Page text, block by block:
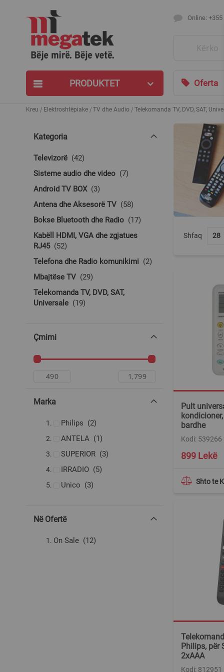
Online:
PRODUKTET Oferta
Kreu Elektroshtëpiake TV dhe Audio Telekomanda TV, DVD, SAT,
Shfaq
Pult
bardhe
Kodi: 539266
Shto te
899 Lekë
Philips, për
2xAAA
Kodi: 812951
Kategoria
Televizorë 42produkte
Sisteme audio dhe video
7produkte
Android TV BOX
3produkte
Antena dhe Aksesorë TV
58produkte
Bokse Bluetooth dhe Radio
17produkte
Kabëll HDMI, VGA dhe zgjatues
RJ45
52produkte
Telefona dhe Radio komunikimi
2produkte
Mbajtëse TV
29produkte
Telekomanda TV, DVD, SAT,
Universale
19produkte
Çmimi
Marka
Philips 2produkte
ANTELA
1produkt
SUPERIOR
3produkte
IRRADIO
5produkte
Unico
3produkte
Në Ofertë
On Sale 12produkte